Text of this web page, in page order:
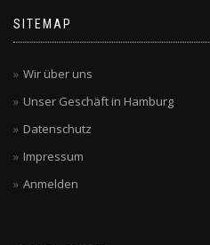
SITEMAP
Wir über uns
Unser Geschäft in Hamburg
Datenschutz
Impressum
Anmelden